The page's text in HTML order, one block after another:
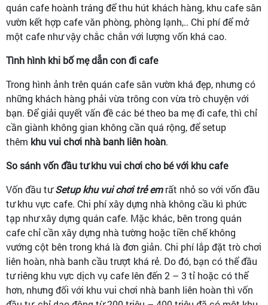
quán cafe hoành tráng để thu hút khách hàng, khu cafe sân
vườn kết hợp cafe văn phòng, phòng lạnh,.. Chi phí để mở
một cafe như vậy chắc chắn với lượng vốn khá cao.
Tình hình khi bố mẹ dẫn con đi cafe
Trong hình ảnh trên quán cafe sân vườn khá đẹp, nhưng có
những khách hàng phải vừa trông con vừa trò chuyện với
bạn. Để giải quyết vấn đề các bé theo ba mẹ đi cafe, thì chỉ
cần giành không gian không cần quá rộng, để setup
thêm khu vui chơi nhà banh liên hoàn.
So sánh vốn đầu tư khu vui chơi cho bé với khu cafe
Vốn đầu tưSetup khu vui chơi trẻ emrất nhỏ so với vốn đầu
tư khu vực cafe. Chi phí xây dựng nhà không cầu kì phức
tạp như xây dựng quán cafe. Mặc khác, bên trong quán
cafe chỉ cần xây dựng nhà tường hoặc tiền chế không
vướng cột bên trong khá là đơn giản. Chi phí lắp đặt trò chơi
liên hoàn, nhà banh cầu trượt khá rẻ. Do đó, bạn có thể đầu
tư riêng khu vực dịch vụ cafe lên đến 2 – 3 tỉ hoặc có thể
hơn, nhưng đối với khu vui chơi nhà banh liên hoàn thì vốn